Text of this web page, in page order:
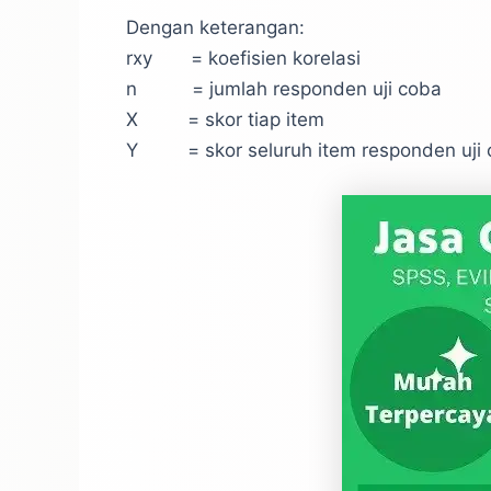
Dengan keterangan:
rxy = koefisien korelasi
n = jumlah responden uji coba
X = skor tiap item
Y = skor seluruh item responden uji